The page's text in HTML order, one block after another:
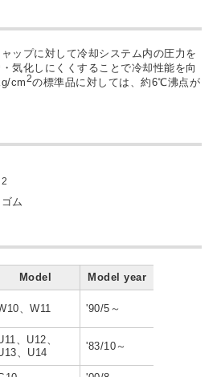
ップに対して冷却システム内の圧力を
気化しにくくすることで冷却性能を向
cm2の標準品に対しては、約6℃沸点が
2
ム
Model Model year
、W11 '90/5～
、U12、
、U14
'83/10～